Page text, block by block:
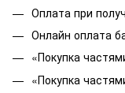
Оплата при
Онлайн оплата
«Покупка
«Покупка